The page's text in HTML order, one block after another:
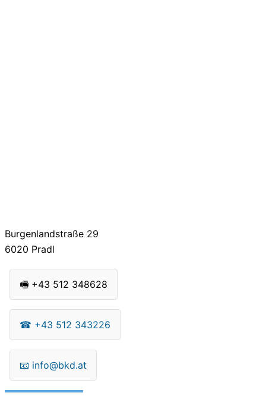
Burgenlandstraße 29
6020 Pradl
🖷 +43 512 348628
☎ +43 512 343226
📧 info@bkd.at